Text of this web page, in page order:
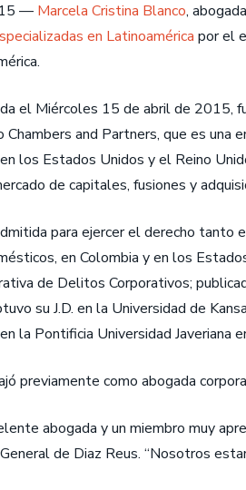
— Marcela Cristina Blanco,
en Latinoamérica por el
el Miércoles 15 de abril de 2015,
and Partners, que es una
los Estados Unidos y el Reino
de capitales, fusiones y
para ejercer el derecho
en Colombia y en los
de Delitos Corporativos;
su J.D. en la Universidad de
la Pontificia Universidad Javeriana
previamente como abogada
abogada y un miembro muy
de Diaz Reus. “Nosotros